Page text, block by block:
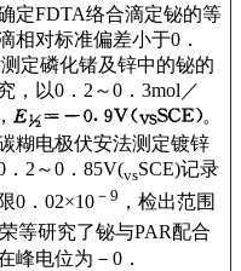
定FDTA络合滴定铋的等
相对标准偏差小于0．
定磷化锗及锌中的铋的
，以0．2～0．3mol／
。
糊电极伏安法测定镀锌
2～0．85V(vsSCE)记录
0．02×10 －9 ，检出范围
等研究了铋与PAR配合
峰电位为－0．